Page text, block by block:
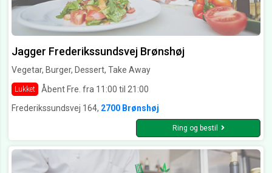
Jagger Frederikssundsvej Brønshøj
Vegetar, Burger, Dessert, Take Away
Lukket
Åbent Fre. fra 11:00 til 21:00
Frederikssundsvej 164, 2700 Brønshøj
Ring og bestil